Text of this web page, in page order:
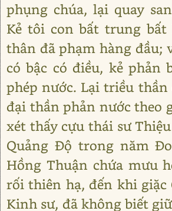
phụng chúa, lại quay
Kẻ tôi con bất trung
thân đã phạm hàng đầu;
có bậc có điều, kẻ phản
phép nước. Lại triều thần
đại thần phản nước theo
xét thấy cựu thái sư
Quảng Độ trong năm
Hồng Thuận chứa mưu
rối thiên hạ, đến khi giặc
Kinh sư, đã không biết